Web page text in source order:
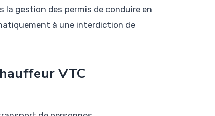
gestion des permis de conduire en
à une interdiction de
VTC